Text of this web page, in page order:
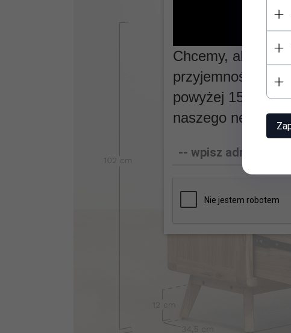
Chcemy, aby
przyjemnością.
powyżej 150 PLN
naszego
-- wpisz adres e-